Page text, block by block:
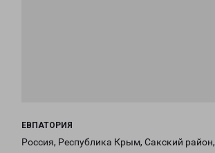
ЕВПАТОРИЯ
Россия, Республика Крым, Сакский район,